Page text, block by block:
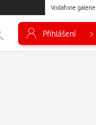
Vodafone galerie
Přihlášení